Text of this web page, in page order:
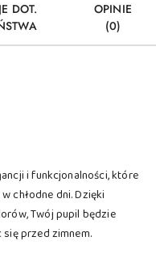
DOT.
OPINIE
(0)
i funkcjonalności, które
chłodne dni. Dzięki
Twój pupil będzie
przed zimnem.